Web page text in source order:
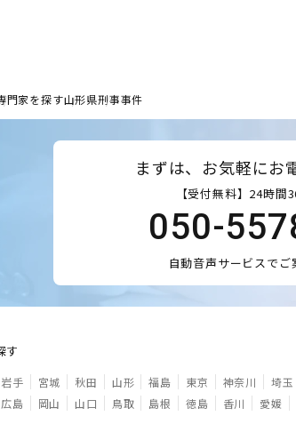
門家を探す山形県刑事事件
まずは、お気軽にお
【受付無料】24時間
050-
自動音声サービスでご
す
岩手 宮城 秋田 山形 福島 東京 神奈川 埼玉
広島 岡山 山口 鳥取 島根 徳島 香川 愛媛